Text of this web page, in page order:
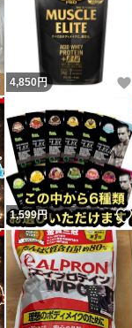
いいね！
4,850 円
いいね！
1,599円